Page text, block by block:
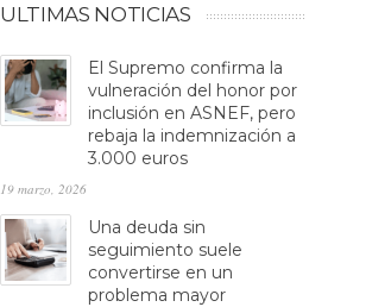
ULTIMAS NOTICIAS
El Supremo confirma la
vulneración del honor por
inclusión en ASNEF, pero
rebaja la indemnización a
3.000 euros
19 marzo, 2026
Una deuda sin
seguimiento suele
convertirse en un
problema mayor